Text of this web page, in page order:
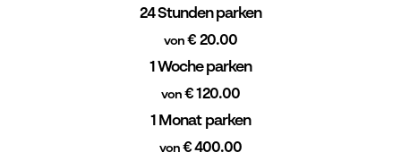
24 Stunden parken
von € 20.00
1 Woche parken
von € 120.00
1 Monat parken
von€ 400.00